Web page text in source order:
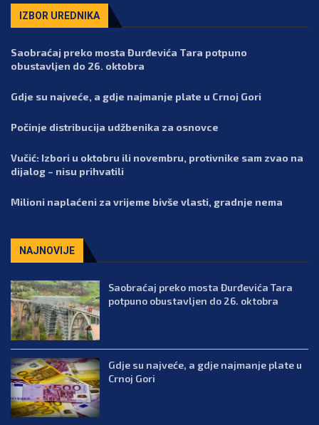
IZBOR UREDNIKA
Saobraćaj preko mosta Đurđevića Tara potpuno
obustavljen do 26. oktobra
Gdje su najveće, a gdje najmanje plate u Crnoj Gori
Počinje distribucija udžbenika za osnovce
Vučić: Izbori u oktobru ili novembru, protivnike sam zvao na
dijalog – nisu prihvatili
Milioni naplaćeni za vrijeme bivše vlasti, gradnje nema
NAJNOVIJE
Saobraćaj preko mosta Đurđevića Tara
potpuno obustavljen do 26. oktobra
Gdje su najveće, a gdje najmanje plate u
Crnoj Gori